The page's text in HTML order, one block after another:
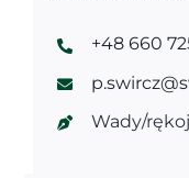
+48 660
Wady/